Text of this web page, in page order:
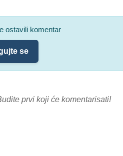
ostavili komentar
se
prvi koji će komentarisati!